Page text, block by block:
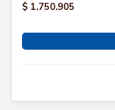
$ 1.750.905